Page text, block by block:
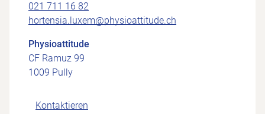
021 711 16 82
hortensia.luxem@physioattitude.ch
Physioattitude
CF Ramuz 99
1009 Pully
Kontaktieren